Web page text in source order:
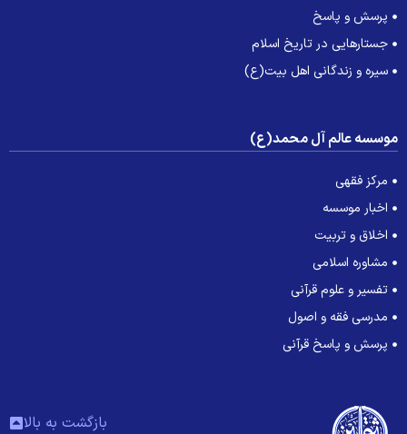
پرسش و پاسخ
جستارهایی در تاریخ اسلام
سیره و زندگانی اهل بیت(ع)
عالم آل محمد(ع)
مرکز فقهی
اخبار موسسه
اخلاق و تربیت
مشاوره اسلامی
تفسیر و علوم قرآنی
مدرسی فقه و اصول
پرسش و پاسخ قرآنی
بازگشت به بالا